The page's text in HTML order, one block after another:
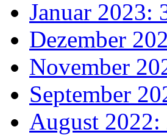
Januar 2023:
Dezember
November
September
August 2022: